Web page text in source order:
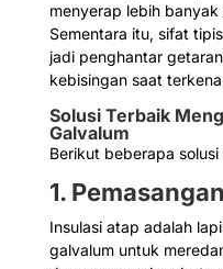
menyerap lebih
Sementara itu, sifat
jadi penghantar
kebisingan saat
Solusi Terbaik
Galvalum
Berikut beberapa
1.
Insulasi atap adalah
galvalum untuk